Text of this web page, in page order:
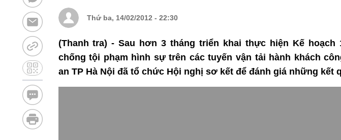
Thứ ba, 14/02/2012 - 22:30
(Thanh tra) - Sau hơn 3 tháng triển khai thực hiện Kế hoạch
chống tội phạm hình sự trên các tuyến vận tải hành khách
an TP Hà Nội đã tổ chức Hội nghị sơ kết để đánh giá những kết